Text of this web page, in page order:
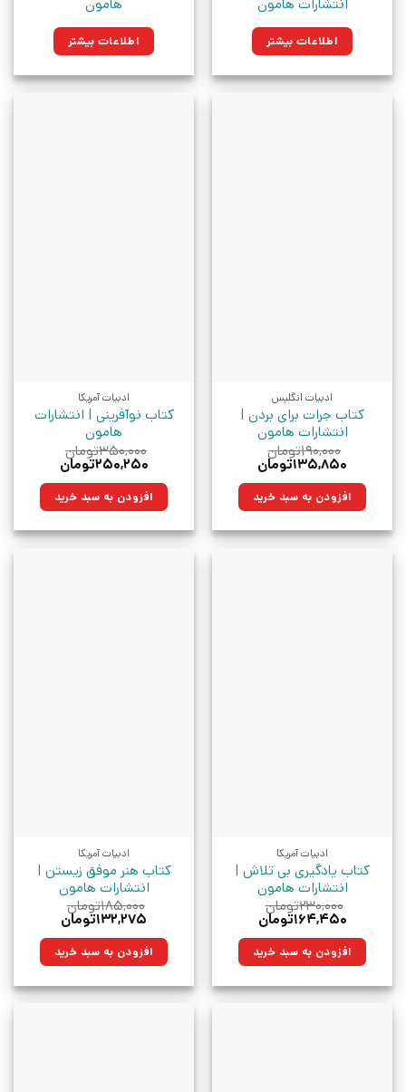
انتشارات هامون
اطلاعات بیشتر
هامون
اطلاعات بیشتر
ادبیات انگلیس
کتاب جرات برای بردن |
انتشارات هامون
۱۹۰,۰۰۰تومان
قیمت
۱۹۰,۰۰۰تومان
بود.
۱۳۵,۸۵۰تومان
۱۳۵,۸۵۰تومان.افزودن به سبد خرید
ادبیات آمریکا
کتاب نوآفرینی | انتشارات
هامون
۳۵۰,۰۰۰تومان
قیمت
۳۵۰,۰۰۰تومان
بود.
۲۵۰,۲۵۰تومان
۲۵۰,۲۵۰تومان.افزودن به سبد خرید
ادبیات آمریکا
کتاب یادگیری بی تلاش |
انتشارات هامون
۲۳۰,۰۰۰تومان
قیمت
۲۳۰,۰۰۰تومان
بود.
۱۶۴,۴۵۰تومان
۱۶۴,۴۵۰تومان.افزودن به سبد خرید
ادبیات آمریکا
کتاب هنر موفق زیستن |
انتشارات هامون
۱۸۵,۰۰۰تومان
قیمت
۱۸۵,۰۰۰تومان
بود.
۱۳۲,۲۷۵تومان
۱۳۲,۲۷۵تومان.افزودن به سبد خرید